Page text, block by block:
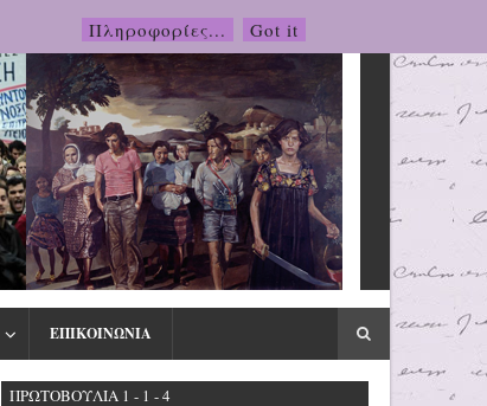
ΕΠΙΚΟΙΝΩΝΙΑ
ΠΡΩΤΟΒΟΥΛΙΑ 1 - 1 - 4
Πληροφορίες... Got it